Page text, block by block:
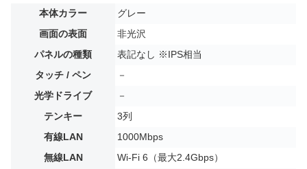
本体カラー
グレー
画面の表面
非光沢
パネルの種類
表記なし ※IPS相当
タッチ / ペン
－
光学ドライブ
－
テンキー
3列
有線LAN
1000Mbps
無線LAN
Wi-Fi 6（最大2.4Gbps）